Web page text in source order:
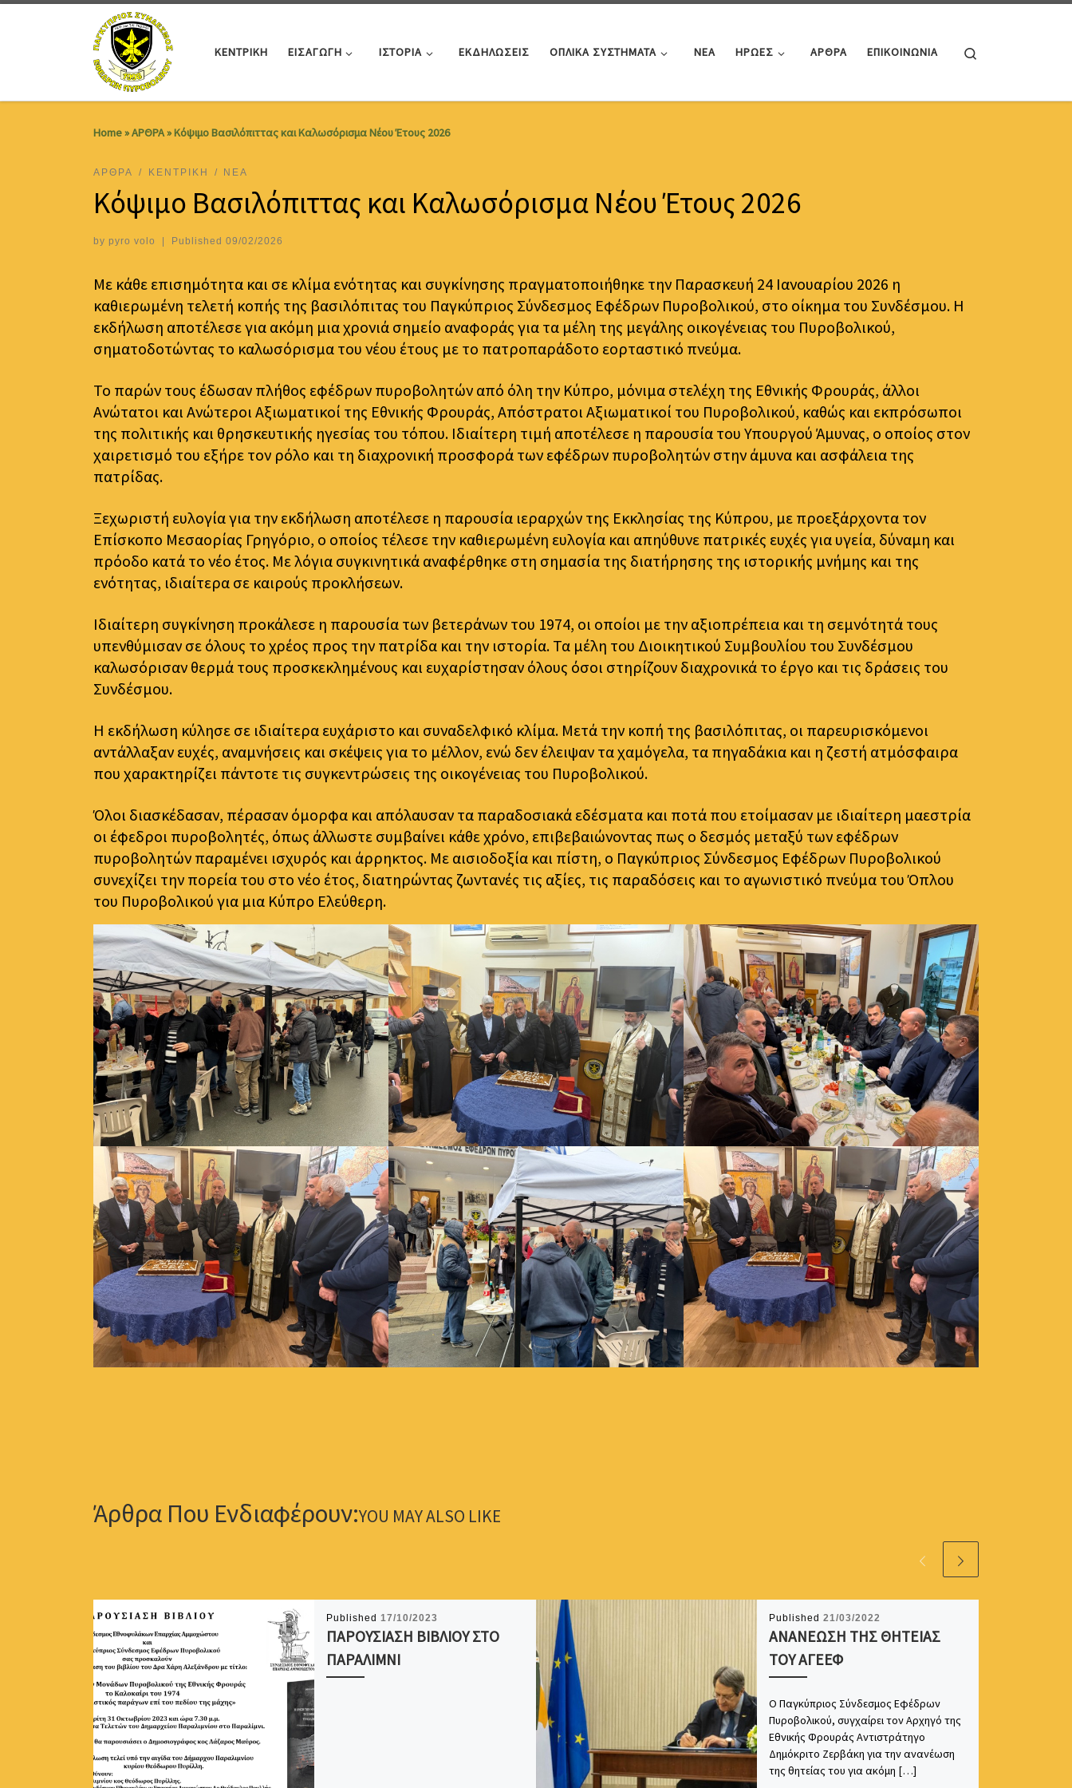
ΚΕΝΤΡΙΚΗ ΕΙΣΑΓΩΓΗ ΙΣΤΟΡΙΑ ΕΚΔΗΛΩΣΕΙΣ ΟΠΛΙΚΑ ΣΥΣΤΗΜΑΤΑ ΝΕΑ ΗΡΩΕΣ ΑΡΘΡΑ ΕΠΙΚΟΙΝΩΝΙΑ
Home»ΑΡΘΡΑ»Κόψιμο Βασιλόπιττας και Καλωσόρισμα Νέου Έτους 2026
ΑΡΘΡΑ ΚΕΝΤΡΙΚΗ ΝΕΑ
Κόψιμο Βασιλόπιττας και Καλωσόρισμα Νέου Έτους 2026
by pyro volo Published 09/02/2026
Με κάθε επισημότητα και σε κλίμα ενότητας και συγκίνησης πραγματοποιήθηκε την Παρασκευή 24 Ιανουαρίου 2026 η
καθιερωμένη τελετή κοπής της βασιλόπιτας του Παγκύπριος Σύνδεσμος Εφέδρων Πυροβολικού, στο οίκημα του Συνδέσμου. Η
εκδήλωση αποτέλεσε για ακόμη μια χρονιά σημείο αναφοράς για τα μέλη της μεγάλης οικογένειας του Πυροβολικού,
σηματοδοτώντας το καλωσόρισμα του νέου έτους με το πατροπαράδοτο εορταστικό πνεύμα.
Το παρών τους έδωσαν πλήθος εφέδρων πυροβολητών από όλη την Κύπρο, μόνιμα στελέχη της Εθνικής Φρουράς, άλλοι
Ανώτατοι και Ανώτεροι Αξιωματικοί της Εθνικής Φρουράς, Απόστρατοι Αξιωματικοί του Πυροβολικού, καθώς και εκπρόσωποι
της πολιτικής και θρησκευτικής ηγεσίας του τόπου. Ιδιαίτερη τιμή αποτέλεσε η παρουσία του Υπουργού Άμυνας, ο οποίος στον
χαιρετισμό του εξήρε τον ρόλο και τη διαχρονική προσφορά των εφέδρων πυροβολητών στην άμυνα και ασφάλεια της
πατρίδας.
Ξεχωριστή ευλογία για την εκδήλωση αποτέλεσε η παρουσία ιεραρχών της Εκκλησίας της Κύπρου, με προεξάρχοντα τον
Επίσκοπο Μεσαορίας Γρηγόριο, ο οποίος τέλεσε την καθιερωμένη ευλογία και απηύθυνε πατρικές ευχές για υγεία, δύναμη και
πρόοδο κατά το νέο έτος. Με λόγια συγκινητικά αναφέρθηκε στη σημασία της διατήρησης της ιστορικής μνήμης και της
ενότητας, ιδιαίτερα σε καιρούς προκλήσεων.
Ιδιαίτερη συγκίνηση προκάλεσε η παρουσία των βετεράνων του 1974, οι οποίοι με την αξιοπρέπεια και τη σεμνότητά τους
υπενθύμισαν σε όλους το χρέος προς την πατρίδα και την ιστορία. Τα μέλη του Διοικητικού Συμβουλίου του Συνδέσμου
καλωσόρισαν θερμά τους προσκεκλημένους και ευχαρίστησαν όλους όσοι στηρίζουν διαχρονικά το έργο και τις δράσεις του
Συνδέσμου.
Η εκδήλωση κύλησε σε ιδιαίτερα ευχάριστο και συναδελφικό κλίμα. Μετά την κοπή της βασιλόπιτας, οι παρευρισκόμενοι
αντάλλαξαν ευχές, αναμνήσεις και σκέψεις για το μέλλον, ενώ δεν έλειψαν τα χαμόγελα, τα πηγαδάκια και η ζεστή ατμόσφαιρα
που χαρακτηρίζει πάντοτε τις συγκεντρώσεις της οικογένειας του Πυροβολικού.
Όλοι διασκέδασαν, πέρασαν όμορφα και απόλαυσαν τα παραδοσιακά εδέσματα και ποτά που ετοίμασαν με ιδιαίτερη μαεστρία
οι έφεδροι πυροβολητές, όπως άλλωστε συμβαίνει κάθε χρόνο, επιβεβαιώνοντας πως ο δεσμός μεταξύ των εφέδρων
πυροβολητών παραμένει ισχυρός και άρρηκτος. Με αισιοδοξία και πίστη, ο Παγκύπριος Σύνδεσμος Εφέδρων Πυροβολικού
συνεχίζει την πορεία του στο νέο έτος, διατηρώντας ζωντανές τις αξίες, τις παραδόσεις και το αγωνιστικό πνεύμα του Όπλου
του Πυροβολικού για μια Κύπρο Ελεύθερη.
YOU MAY ALSO LIKE
Published 17/10/2023
ΠΑΡΟΥΣΙΑΣΗ ΒΙΒΛΙΟΥ ΣΤΟ
ΠΑΡΑΛΙΜΝΙ
Published 21/03/2022
ΑΝΑΝΕΩΣΗ ΤΗΣ ΘΗΤΕΙΑΣ
ΤΟΥ ΑΓΕΕΦ
Ο Παγκύπριος Σύνδεσμος Εφέδρων
Πυροβολικού, συγχαίρει τον Αρχηγό της
Εθνικής Φρουράς Αντιστράτηγο
Δημόκριτο Ζερβάκη για την ανανέωση
της θητείας του για ακόμη […]